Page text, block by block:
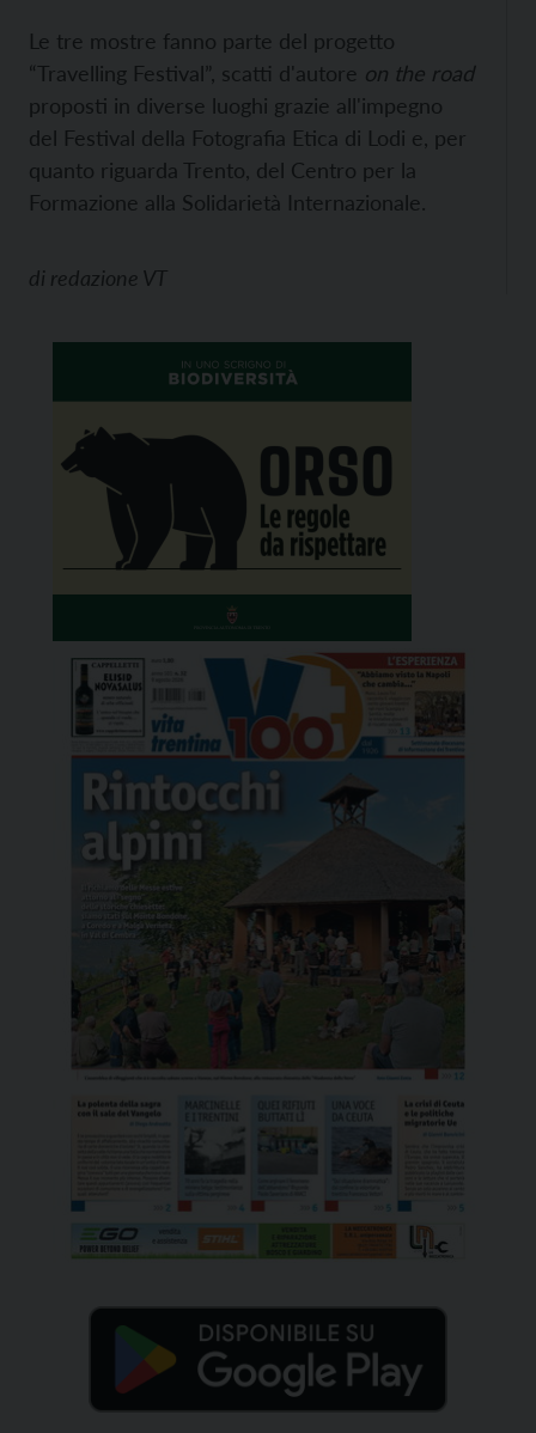
Le tre mostre fanno parte del progetto
“Travelling Festival”, scatti d'autore on the road
proposti in diverse luoghi grazie all'impegno
del Festival della Fotografia Etica di Lodi e, per
quanto riguarda Trento, del Centro per la
Formazione alla Solidarietà Internazionale.
di redazione VT